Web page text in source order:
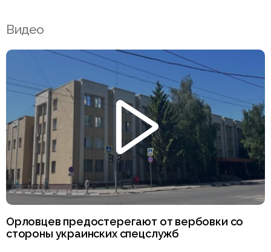
Видео
Орловцев предостерегают от вербовки со
стороны украинских спецслужб